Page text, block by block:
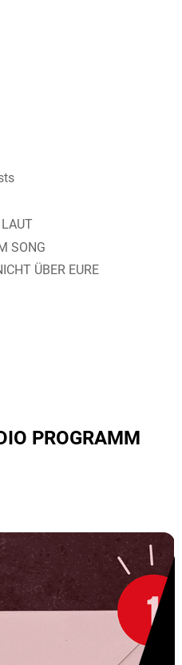
SONG
ÜBER EURE
PROGRAMM